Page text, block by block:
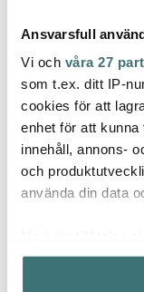
Ansvarsfull
Vi och våra 27
som t.ex. ditt IP-
cookies för att
enhet för att kunna
innehåll, annons-
och
använda din data
Samla in
kan ha en
Spode
Blue Italian
25 cl blå/vit
779 kr 1199 kr